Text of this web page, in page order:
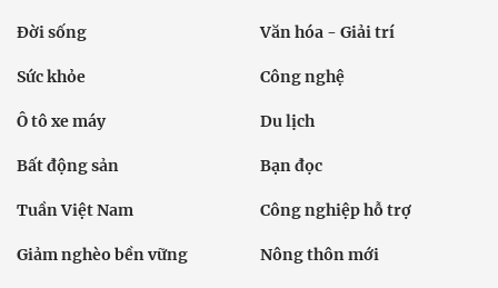
Đời sống Văn hóa - Giải trí
Sức khỏe Công nghệ
Ô tô xe máy Du lịch
Bất động sản Bạn đọc
Tuần Việt Nam Công nghiệp hỗ trợ
Giảm nghèo bền vững Nông thôn mới